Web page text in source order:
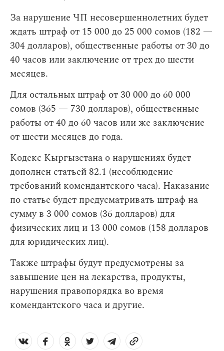
За нарушение ЧП несовершеннолетних будет
ждать штраф от 15 000 до 25 000 сомов (182 —
304 долларов), общественные работы от 30 до
40 часов или заключение от трех до шести
месяцев.
Для остальных штраф от 30 000 до 60 000
сомов (365 — 730 долларов), общественные
работы от 40 до 60 часов или же заключение
от шести месяцев до года.
Кодекс Кыргызстана о нарушениях будет
дополнен статьей 82.1 (несоблюдение
требований комендантского часа). Наказание
по статье будет предусматривать штраф на
сумму в 3 000 сомов (36 долларов) для
физических лиц и 13 000 сомов (158 долларов
для юридических лиц).
Также штрафы будут предусмотрены за
завышение цен на лекарства, продукты,
нарушения правопорядка во время
комендантского часа и другие.